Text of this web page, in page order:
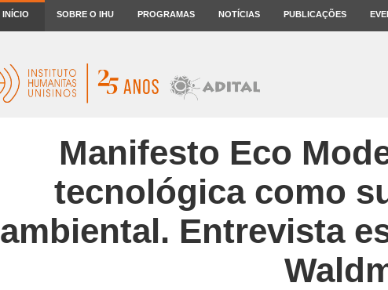
INÍCIO SOBRE O IHU PROGRAMAS NOTÍCIAS PUBLICAÇÕES
Manifesto Eco
tecnológica como
ambiental. Entrevista